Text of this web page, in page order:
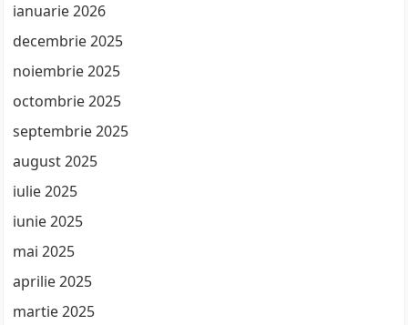
ianuarie 2026
decembrie 2025
noiembrie 2025
octombrie 2025
septembrie 2025
august 2025
iulie 2025
iunie 2025
mai 2025
aprilie 2025
martie 2025